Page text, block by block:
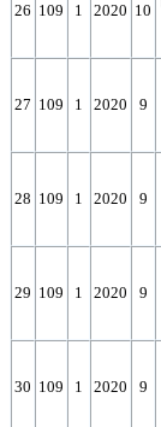
26 109 1 2020 10
27 109 1 2020 9
28 109 1 2020 9
29 109 1 2020 9
30 109 1 2020 9